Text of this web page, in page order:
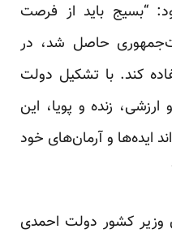
“بسیج باید از فرصت
حاصل شد، در
کند. با تشکیل دولت
زنده و پویا، این
ایده‌ها و آرمان‌های خود
وزیر کشور دولت احمدی